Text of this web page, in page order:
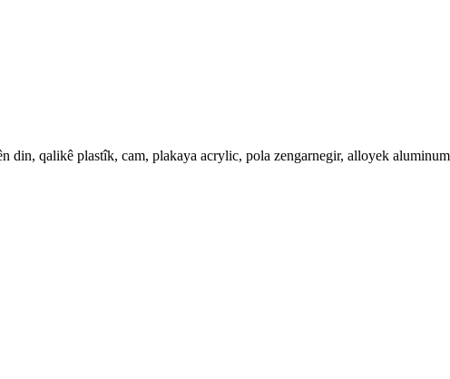
qalikê plastîk, cam, plakaya acrylic, pola zengarnegir, alloyek